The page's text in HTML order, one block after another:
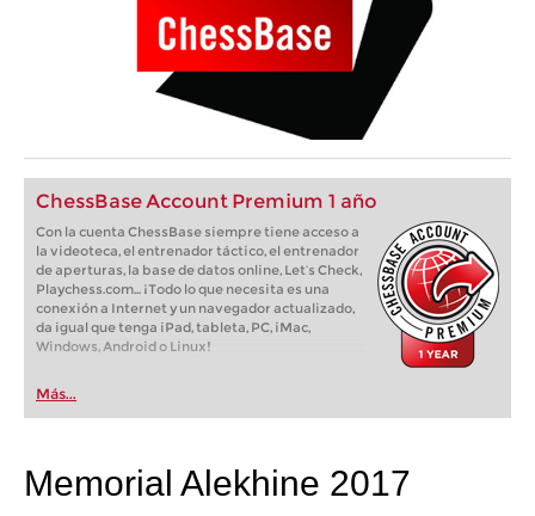
ChessBase Account Premium 1 año
Con la cuenta ChessBase siempre tiene acceso a
la videoteca, el entrenador táctico, el entrenador
de aperturas, la base de datos online, Let’s Check,
Playchess.com... ¡Todo lo que necesita es una
conexión a Internet y un navegador actualizado,
da igual que tenga iPad, tableta, PC, iMac,
Windows, Android o Linux!
Más...
Memorial Alekhine 2017